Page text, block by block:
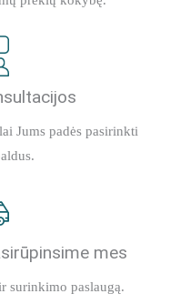
Jums padės pasirinkti
mes
surinkimo paslaugą.